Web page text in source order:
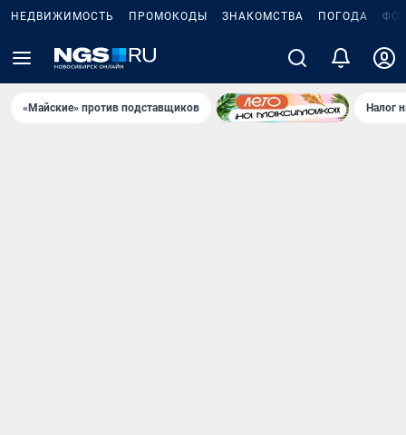
НЕДВИЖИМОСТЬ ПРОМОКОДЫ ЗНАКОМСТВА ПОГОДА
«Майские» против подставщиков Налог